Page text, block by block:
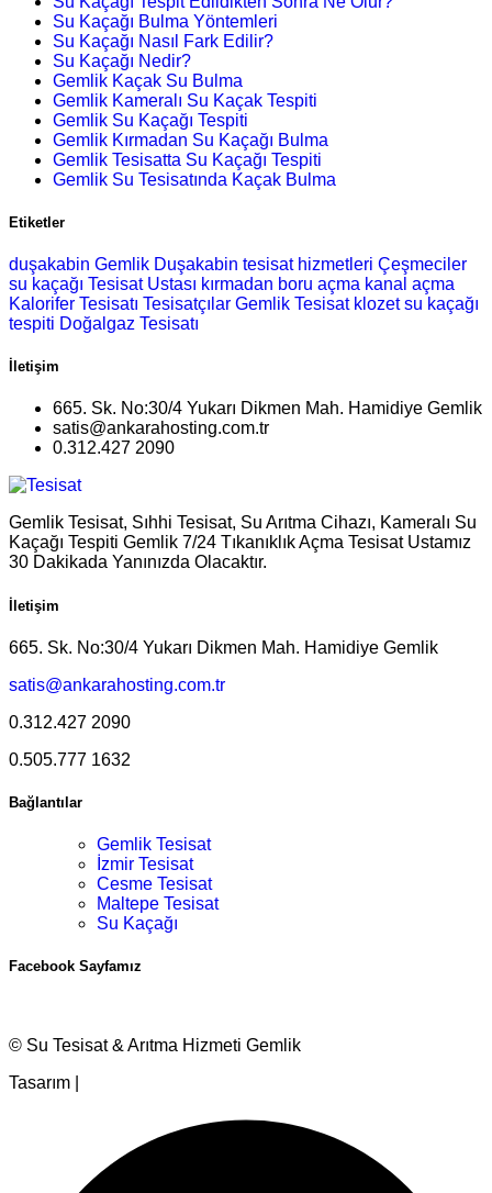
Su Kaçağı Bulma Yöntemleri
Su Kaçağı Nasıl Fark Edilir?
Su Kaçağı Nedir?
Gemlik Kaçak Su Bulma
Gemlik Kameralı Su Kaçak Tespiti
Gemlik Su Kaçağı Tespiti
Gemlik Kırmadan Su Kaçağı Bulma
Gemlik Tesisatta Su Kaçağı Tespiti
Gemlik Su Tesisatında Kaçak Bulma
Etiketler
duşakabin Gemlik Duşakabin tesisat hizmetleri Çeşmeciler
su kaçağı Tesisat Ustası kırmadan boru açma kanal açma
Kalorifer Tesisatı Tesisatçılar Gemlik Tesisat klozet su kaçağı
tespiti Doğalgaz Tesisatı
İletişim
665. Sk. No:30/4 Yukarı Dikmen Mah. Hamidiye Gemlik
satis@ankarahosting.com.tr
0.312.427 2090
Gemlik Tesisat, Sıhhi Tesisat, Su Arıtma Cihazı, Kameralı Su
Kaçağı Tespiti Gemlik 7/24 Tıkanıklık Açma Tesisat Ustamız
30 Dakikada Yanınızda Olacaktır.
İletişim
665. Sk. No:30/4 Yukarı Dikmen Mah. Hamidiye Gemlik
satis@ankarahosting.com.tr
0.312.427 2090
0.505.777 1632
Bağlantılar
Gemlik Tesisat
İzmir Tesisat
Cesme Tesisat
Maltepe Tesisat
Su Kaçağı
Facebook Sayfamız
© Su Tesisat & Arıtma Hizmeti Gemlik
Tasarım |